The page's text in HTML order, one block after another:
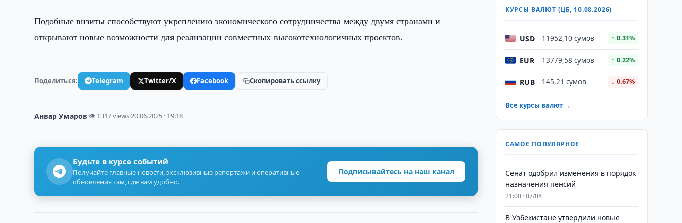
Подобные визиты способствуют укреплению экономического сотрудничества между двумя странами и
открывают новые возможности для реализации совместных высокотехнологичных проектов.
Поделиться: Telegram Twitter/X Facebook Скопировать ссылку
Анвар Умаров·👁 1317 views·20.06.2025 · 19:18
Будьте в курсе событий
Получайте главные новости, эксклюзивные репортажи и оперативные
обновления там, где вам удобно.
Подписывайтесь на наш канал
КУРСЫ ВАЛЮТ (ЦБ, 10.08.2026)
USD 11952,10 сумов ↑ 0.31%
EUR 13779,58 сумов ↑ 0.22%
RUB 145,21 сумов ↓ 0.67%
Все курсы валют →
САМОЕ ПОПУЛЯРНОЕ
Сенат одобрил изменения в порядок
назначения пенсий
21:00 · 07/08
В Узбекистане утвердили новые